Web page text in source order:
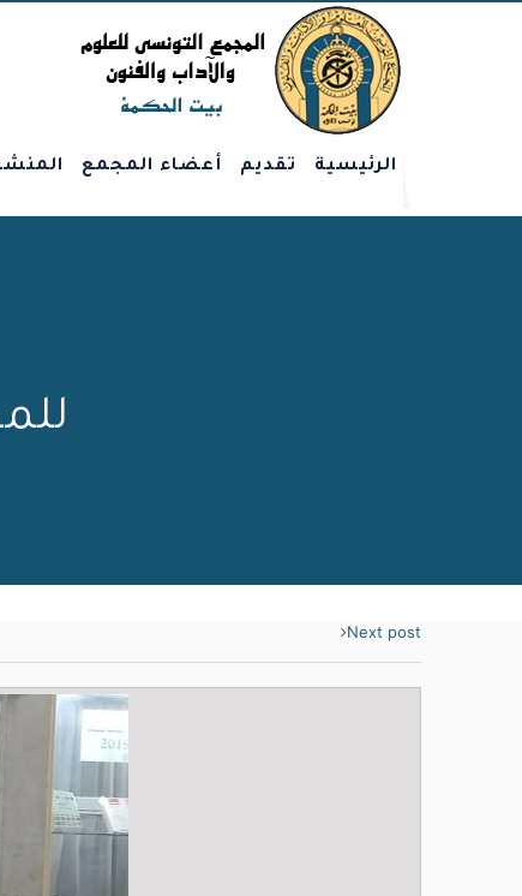
الرئيسية تقديم أعضاء المجمع
Next post